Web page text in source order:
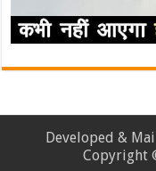
Developed &
Copyright